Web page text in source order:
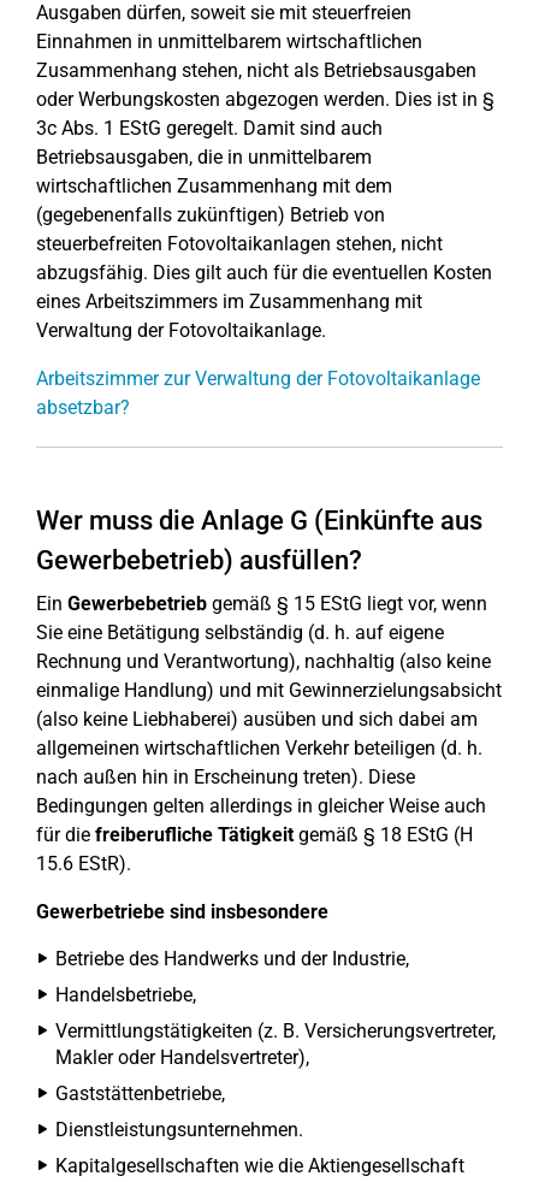
Ausgaben dürfen, soweit sie mit steuerfreien
Einnahmen in unmittelbarem wirtschaftlichen
Zusammenhang stehen, nicht als Betriebsausgaben
oder Werbungskosten abgezogen werden. Dies ist in §
3c Abs. 1 EStG geregelt. Damit sind auch
Betriebsausgaben, die in unmittelbarem
wirtschaftlichen Zusammenhang mit dem
(gegebenenfalls zukünftigen) Betrieb von
steuerbefreiten Fotovoltaikanlagen stehen, nicht
abzugsfähig. Dies gilt auch für die eventuellen Kosten
eines Arbeitszimmers im Zusammenhang mit
Verwaltung der Fotovoltaikanlage.
Arbeitszimmer zur Verwaltung der Fotovoltaikanlage
absetzbar?
Wer muss die Anlage G (Einkünfte aus
Gewerbebetrieb) ausfüllen?
Ein Gewerbebetrieb gemäß § 15 EStG liegt vor, wenn
Sie eine Betätigung selbständig (d. h. auf eigene
Rechnung und Verantwortung), nachhaltig (also keine
einmalige Handlung) und mit Gewinnerzielungsabsicht
(also keine Liebhaberei) ausüben und sich dabei am
allgemeinen wirtschaftlichen Verkehr beteiligen (d. h.
nach außen hin in Erscheinung treten). Diese
Bedingungen gelten allerdings in gleicher Weise auch
für die freiberufliche Tätigkeitgemäß § 18 EStG (H
15.6 EStR).
Gewerbetriebe sind insbesondere
Betriebe des Handwerks und der Industrie,
Handelsbetriebe,
Vermittlungstätigkeiten (z. B. Versicherungsvertreter,
Makler oder Handelsvertreter),
Gaststättenbetriebe,
Dienstleistungsunternehmen.
Kapitalgesellschaften wie die Aktiengesellschaft